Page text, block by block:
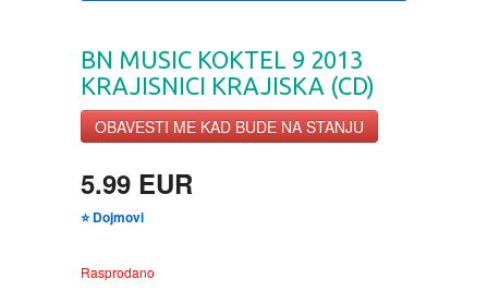
ESEJISTIKA
HOROR
INTERNET I RAČUNARI
BN MUSIC KOKTEL 9 2013
KRAJISNICI KRAJISKA (CD)
OBAVESTI ME KAD BUDE NA STANJU
5.99 EUR
⭐ Dojmovi
Rasprodano